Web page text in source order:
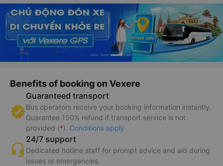
Benefits of booking on Vexere
Guaranteed transport
Bus operators receive your booking information instantly.
Guarantee 150% refund if transport service is not
provided (*). Conditions apply
24/7 support
Dedicated hotline staff for prompt advice and aid during
issues or emergencies.